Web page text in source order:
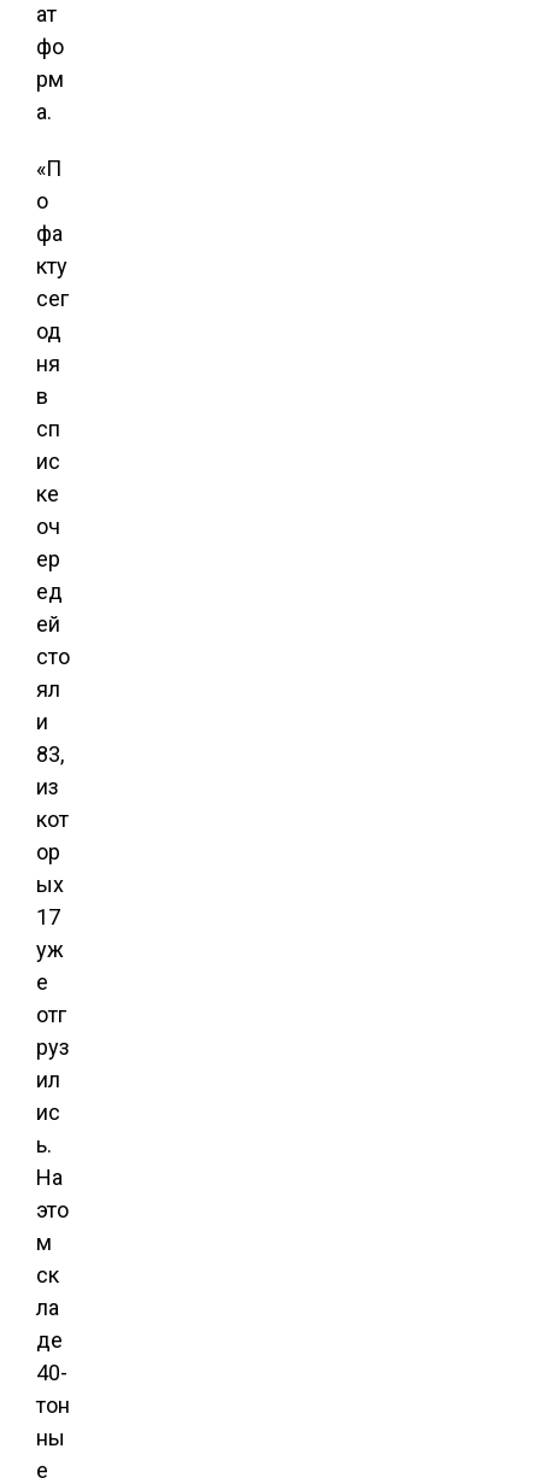
ат
фо
рм
а.
«П
о
фа
кту
сег
од
ня
в
сп
ис
ке
оч
ер
ед
ей
сто
ял
и
83,
из
кот
ор
ых
17
уж
е
отг
руз
ил
ис
ь.
На
это
м
ск
ла
де
40-
тон
ны
е